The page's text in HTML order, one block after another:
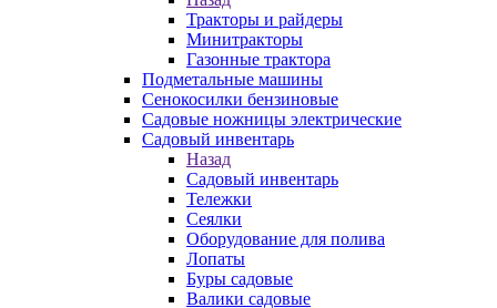
Тракторы и райдеры
Минитракторы
Газонные трактора
Подметальные машины
Сенокосилки бензиновые
Садовые ножницы электрические
Садовый инвентарь
Назад
Садовый инвентарь
Тележки
Сеялки
Оборудование для полива
Лопаты
Буры садовые
Валики садовые